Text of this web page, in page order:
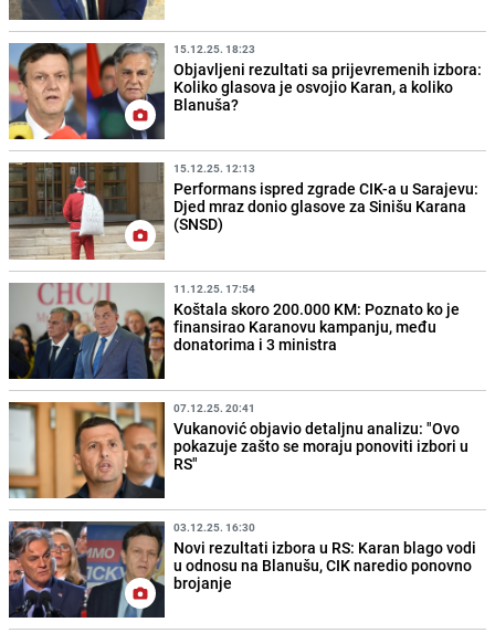
15.12.25. 18:23
Objavljeni rezultati sa prijevremenih izbora:
Koliko glasova je osvojio Karan, a koliko
Blanuša?
15.12.25. 12:13
Performans ispred zgrade CIK-a u Sarajevu:
Djed mraz donio glasove za Sinišu Karana
(SNSD)
11.12.25. 17:54
Koštala skoro 200.000 KM: Poznato ko je
finansirao Karanovu kampanju, među
donatorima i 3 ministra
07.12.25. 20:41
Vukanović objavio detaljnu analizu: "Ovo
pokazuje zašto se moraju ponoviti izbori u
RS"
03.12.25. 16:30
Novi rezultati izbora u RS: Karan blago vodi
u odnosu na Blanušu, CIK naredio ponovno
brojanje